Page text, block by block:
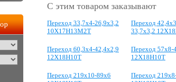
С этим товаром заказывают
Переход 33,7x4-26,9x3,2
10Х17Н13М2Т
Переход
33,7x3,2
Переход 60,3x4-42,4x2,9
12Х18Н10Т
Переход 57x8-
12Х18Н10Т
Переход 219х10-89х6
Переход